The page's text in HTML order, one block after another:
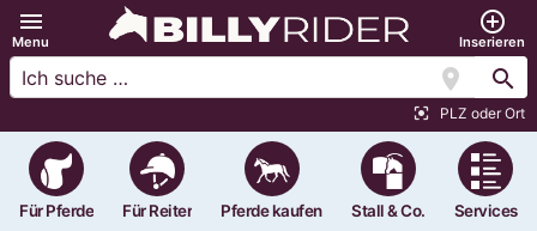
menu
Menu
add_circle_outline
Inserieren
location_on search
center_focus_strong PLZ oder Ort
Für Pferde Für Reiter Pferde kaufen Stall & Co. Services